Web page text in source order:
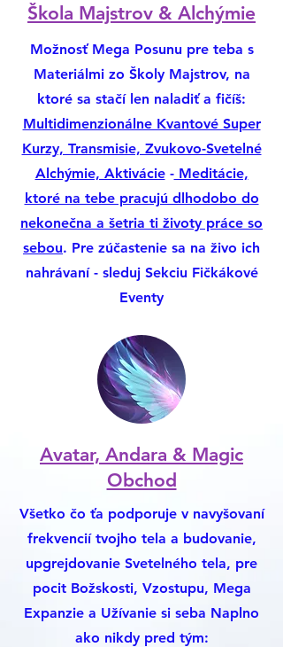
​Škola Majstrov & Alchýmie
Možnosť Mega Posunu pre teba s
Materiálmi zo Školy Majstrov, na
ktoré sa stačí len naladiť a fičíš:
Multidimenzionálne Kvantové Super
Kurzy, Transmisie, Zvukovo-Svetelné
Alchýmie, Aktivácie-Meditácie,
ktoré na tebe pracujú dlhodobo do
nekonečna a šetria ti životy práce so
sebou. Pre zúčastenie sa na živo ich
nahrávaní - sleduj Sekciu Fičkákové
Eventy
Avatar, Andara & Magic
Obchod
Všetko čo ťa podporuje v navyšovaní
frekvencií tvojho tela a budovanie,
upgrejdovanie Svetelného tela, pre
pocit Božskosti, Vzostupu, Mega
Expanzie a Užívanie si seba Naplno
ako nikdy pred tým: